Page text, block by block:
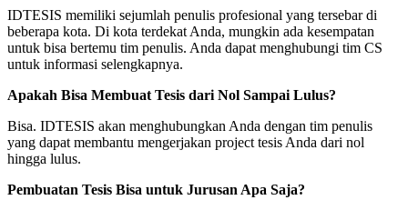
IDTESIS memiliki sejumlah penulis profesional yang tersebar di
beberapa kota. Di kota terdekat Anda, mungkin ada kesempatan
untuk bisa bertemu tim penulis. Anda dapat menghubungi tim CS
untuk informasi selengkapnya.
Apakah Bisa Membuat Tesis dari Nol Sampai Lulus?
Bisa. IDTESIS akan menghubungkan Anda dengan tim penulis
yang dapat membantu mengerjakan project tesis Anda dari nol
hingga lulus.
Pembuatan Tesis Bisa untuk Jurusan Apa Saja?